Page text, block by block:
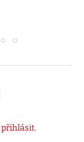
přihlásit.